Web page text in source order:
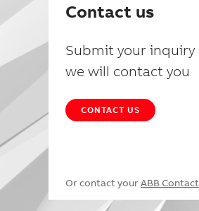
Contact us
Submit your inquiry
we will contact you
CONTACT US
Or contact your ABB